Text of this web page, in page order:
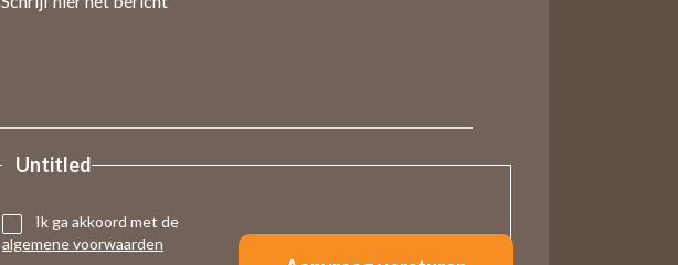
Untitled
Ik ga akkoord met de
algemene voorwaarden